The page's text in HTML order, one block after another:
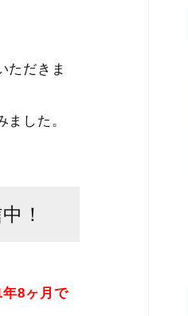
ただきま
した。
！
年8ヶ月で